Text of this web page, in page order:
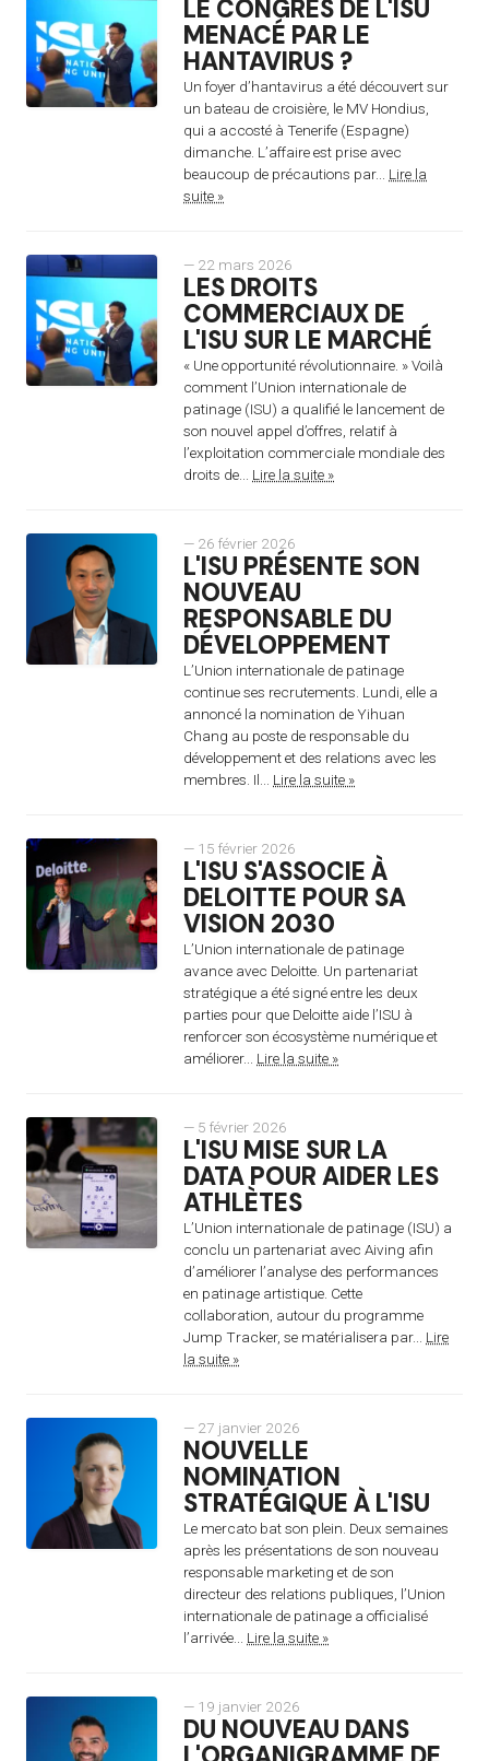
LE CONGRÈS DE L'ISU
MENACÉ PAR LE
HANTAVIRUS ?
Un foyer d’hantavirus a été découvert sur
un bateau de croisière, le MV Hondius,
qui a accosté à Tenerife (Espagne)
dimanche. L’affaire est prise avec
beaucoup de précautions par... Lire la
suite »
— 22 mars 2026
LES DROITS
COMMERCIAUX DE
L'ISU SUR LE MARCHÉ
« Une opportunité révolutionnaire. » Voilà
comment l’Union internationale de
patinage (ISU) a qualifié le lancement de
son nouvel appel d’offres, relatif à
l’exploitation commerciale mondiale des
droits de... Lire la suite »
— 26 février 2026
L'ISU PRÉSENTE SON
NOUVEAU
RESPONSABLE DU
DÉVELOPPEMENT
L’Union internationale de patinage
continue ses recrutements. Lundi, elle a
annoncé la nomination de Yihuan
Chang au poste de responsable du
développement et des relations avec les
membres. Il... Lire la suite »
— 15 février 2026
L'ISU S'ASSOCIE À
DELOITTE POUR SA
VISION 2030
L’Union internationale de patinage
avance avec Deloitte. Un partenariat
stratégique a été signé entre les deux
parties pour que Deloitte aide l’ISU à
renforcer son écosystème numérique et
améliorer... Lire la suite »
— 5 février 2026
L'ISU MISE SUR LA
DATA POUR AIDER LES
ATHLÈTES
L’Union internationale de patinage (ISU) a
conclu un partenariat avec Aiving afin
d’améliorer l’analyse des performances
en patinage artistique. Cette
collaboration, autour du programme
Jump Tracker, se matérialisera par... Lire
la suite »
— 27 janvier 2026
NOUVELLE
NOMINATION
STRATÉGIQUE À L'ISU
Le mercato bat son plein. Deux semaines
après les présentations de son nouveau
responsable marketing et de son
directeur des relations publiques, l’Union
internationale de patinage a officialisé
l’arrivée... Lire la suite »
— 19 janvier 2026
DU NOUVEAU DANS